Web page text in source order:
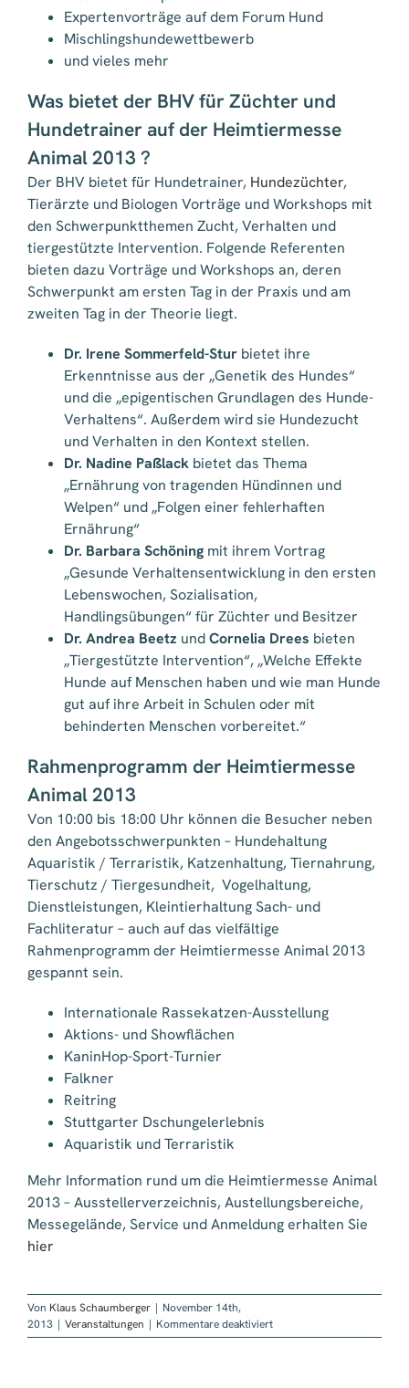
Expertenvorträge auf dem Forum Hund
Mischlingshundewettbewerb
und vieles mehr
Was bietet der BHV für Züchter und
Hundetrainer auf der Heimtiermesse
Animal 2013 ?
Der BHV bietet für Hundetrainer, Hundezüchter,
Tierärzte und Biologen Vorträge und Workshops mit
den Schwerpunktthemen Zucht, Verhalten und
tiergestützte Intervention. Folgende Referenten
bieten dazu Vorträge und Workshops an, deren
Schwerpunkt am ersten Tag in der Praxis und am
zweiten Tag in der Theorie liegt.
Dr. Irene Sommerfeld-Stur bietet ihre
Erkenntnisse aus der „Genetik des Hundes“
und die „epigentischen Grundlagen des Hunde-
Verhaltens“. Außerdem wird sie Hundezucht
und Verhalten in den Kontext stellen.
Dr. Nadine Paßlack bietet das Thema
„Ernährung von tragenden Hündinnen und
Welpen“ und „Folgen einer fehlerhaften
Ernährung“
Dr. Barbara Schöning mit ihrem Vortrag
„Gesunde Verhaltensentwicklung in den ersten
Lebenswochen, Sozialisation,
Handlingsübungen“ für Züchter und Besitzer
Dr. Andrea Beetz undCornelia Drees bieten
„Tiergestützte Intervention“, „Welche Effekte
Hunde auf Menschen haben und wie man Hunde
gut auf ihre Arbeit in Schulen oder mit
behinderten Menschen vorbereitet.“
Rahmenprogramm der Heimtiermesse
Animal 2013
Von 10:00 bis 18:00 Uhr können die Besucher neben
den Angebotsschwerpunkten – Hundehaltung
Aquaristik / Terraristik, Katzenhaltung, Tiernahrung,
Tierschutz / Tiergesundheit, Vogelhaltung,
Dienstleistungen, Kleintierhaltung Sach- und
Fachliteratur – auch auf das vielfältige
Rahmenprogramm der Heimtiermesse Animal 2013
gespannt sein.
Internationale Rassekatzen-Ausstellung
Aktions- und Showflächen
KaninHop-Sport-Turnier
Falkner
Reitring
Stuttgarter Dschungelerlebnis
Aquaristik und Terraristik
Mehr Information rund um die Heimtiermesse Animal
2013 – Ausstellerverzeichnis, Austellungsbereiche,
Messegelände, Service und Anmeldung erhalten Sie
hier
Von Klaus Schaumberger | November 14th,
2013 | Veranstaltungen | Kommentare deaktiviertfür
Heimtiermesse